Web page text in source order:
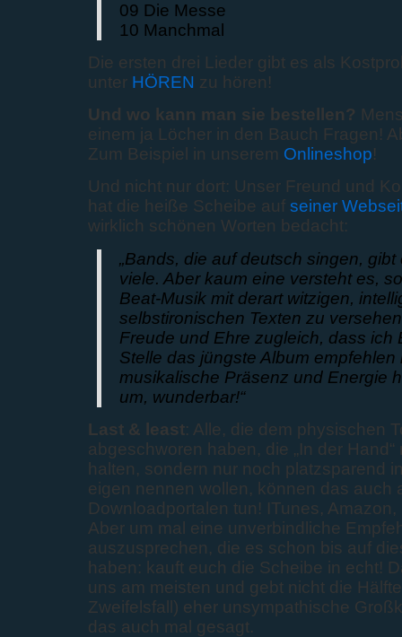
09 Die Messe
10 Manchmal
Die ersten drei Lieder gibt es als
unter HÖREN zu hören!
Und wo kann man sie bestellen?
einem ja Löcher in den Bauch Fragen!
Zum Beispiel in unserem Onlineshop!
Und nicht nur dort: Unser Freund und
hat die heiße Scheibe auf seiner
wirklich schönen Worten bedacht:
„Bands, die auf deutsch singen, gibt
viele. Aber kaum eine versteht es,
Beat-Musik mit derart witzigen,
selbstironischen Texten zu
Freude und Ehre zugleich, dass ich
Stelle das jüngste Album empfehlen
musikalische Präsenz und Energie
um, wunderbar!“
Last & least: Alle, die dem physischen
abgeschworen haben, die „In der
halten, sondern nur noch platzsparend
eigen nennen wollen, können das auch
Downloadportalen tun! ITunes,
Aber um mal eine unverbindliche
auszusprechen, die es schon bis auf
haben: kauft euch die Scheibe in echt!
uns am meisten und gebt nicht die
Zweifelsfall) eher unsympathische
das auch mal gesagt.